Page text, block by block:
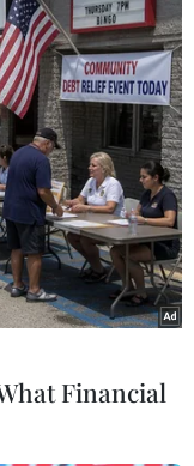
19
Financial